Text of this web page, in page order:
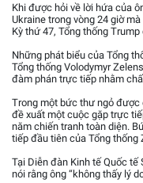
Khi được hỏi về lời hứa của
Ukraine trong vòng 24 giờ
Kỳ thứ 47, Tổng thống
Những phát biểu của Tổng
Tổng thống Volodymyr
đàm phán trực tiếp nhằm
Trong một bức thư ngỏ được
đề xuất một cuộc gặp trực
năm chiến tranh toàn diện.
tiếp đầu tiên của Tổng thống
Tại Diễn đàn Kinh tế Quốc tế
nói rằng ông “không thấy lý